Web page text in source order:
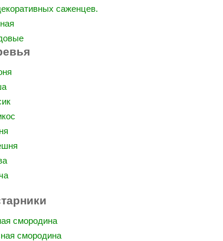
смородина
смородина